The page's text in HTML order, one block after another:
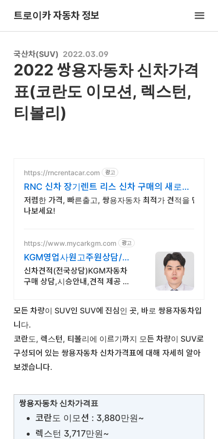
트로이카 자동차 정보
2022 쌍용자동차 신차가격
표(코란도 이모션, 렉스턴,
티볼리)
국산차(SUV) 2022.03.09
https://rncrentacar.com 광고
RNC 신차 장기렌트 리스 신차 구매의 새로운
시작
저렴한 가격, 빠른출고, 쌍용자동차 최적가 견적을 만
나보세요!
https://www.mycarkgm.com 광고
KGM영업사원고주원상담/견
적 KGM영업사원고주원상담/
견적
신차견적(전국상담)KGM자동차
구매 상담,시승안내,견적 제공 등
도와드리는 고주원AM입니다.
모든 차량이 SUV인 SUV에 진심인 곳, 바로 쌍용자동차입
니다.
코란도, 렉스턴, 티볼리에 이르기까지 모든 차량이 SUV로
구성되어 있는 쌍용자동차 신차가격표에 대해 자세히 알아
보겠습니다.
쌍용자동차 신차가격표
코란도 이모션 : 3,880만원~
렉스턴 3,717만원~